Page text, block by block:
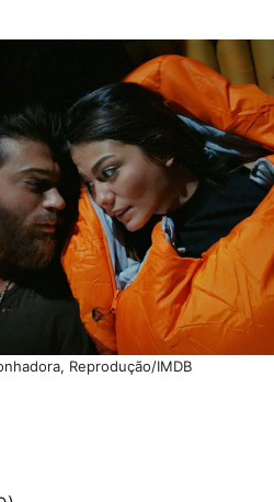
Reprodução/IMDB